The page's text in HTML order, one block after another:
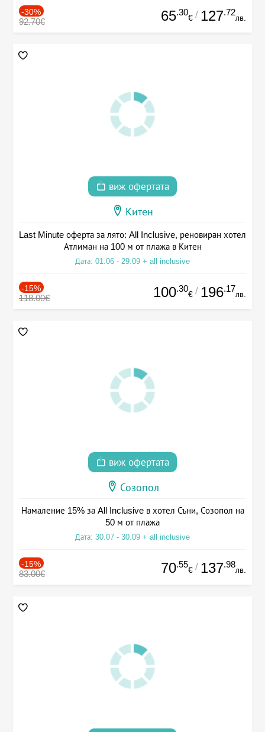
-30%
92.70€ 65.30
€ / 127.72
лв.
виж офертата
Китен
Last Minute оферта за лято: All Inclusive, реновиран хотел
Атлиман на 100 м от плажа в Китен
Дата: 01.06 - 29.09 + all inclusive
-15%
118.00€ 100.30
€ / 196.17
лв.
виж офертата
Созопол
Намаление 15% за All Inclusive в хотел Съни, Созопол на
50 м от плажа
Дата: 30.07 - 30.09 + all inclusive
-15%
83.00€ 70.55
€ / 137.98
лв.